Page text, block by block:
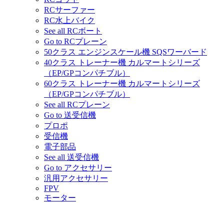
RCサーファー
RC水上バイク
See all RCボート
Go to RCプレーン
50クラス エンジンスケール機 SQSワーバード
40クラス トレーナー機 カルマートシリーズ
（EP/GPコンパチブル）
60クラス トレーナー機 カルマートシリーズ
（EP/GPコンパチブル）
See all RCプレーン
Go to 送受信機
プロポ
受信機
電子部品
See all 送受信機
Go to アクセサリー
汎用アクセサリー
FPV
モーター